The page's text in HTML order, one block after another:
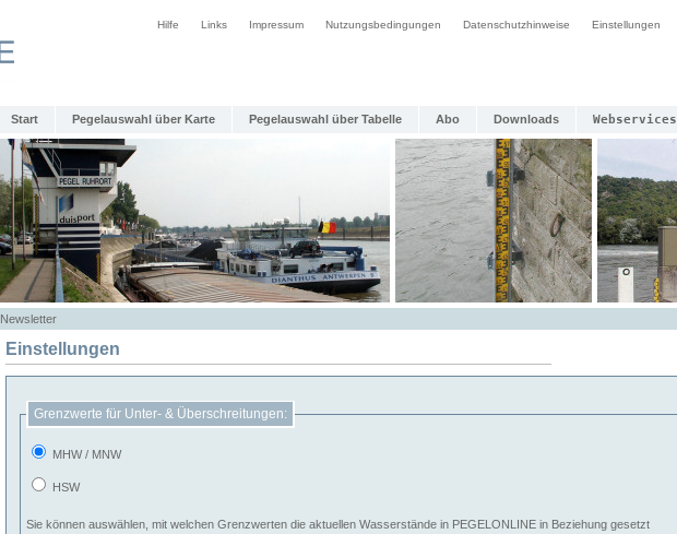
Hilfe Links Impressum Nutzungsbedingungen Datenschutzhinweise Einstellungen
Start Pegelauswahl über Karte Pegelauswahl über Tabelle Abo Downloads Webservices
Newsletter
Einstellungen
Grenzwerte für Unter- & Überschreitungen:
MHW / MNW
HSW
Sie können auswählen, mit welchen Grenzwerten die aktuellen Wasserstände in PEGELONLINE in Beziehung gesetzt